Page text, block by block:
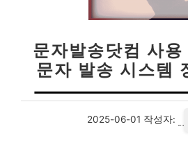
문자발송닷컴 사
문자 발송 시스템
2025-06-01 작성자: